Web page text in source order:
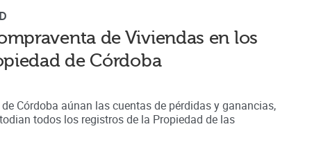
de Viviendas en los
de Córdoba
Córdoba aúnan las cuentas de pérdidas y ganancias,
todos los registrosde la Propiedad de las